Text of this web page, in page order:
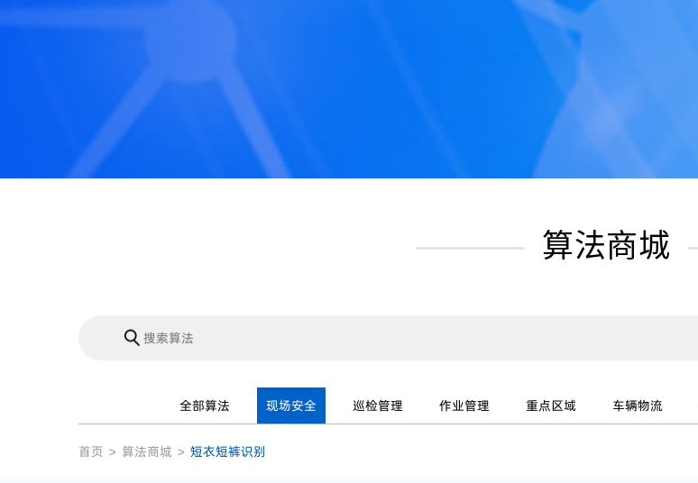
算法商城
全部算法 现场安全 巡检管理 作业管理 重点区域 车辆物流
首页 > 算法商城 > 短衣短裤识别